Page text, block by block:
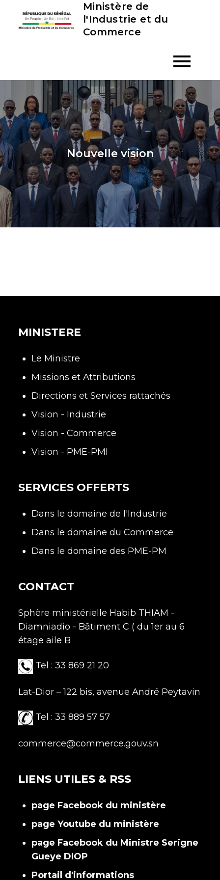
Ministère de
l'Industrie et du
Commerce
Nouvelle vision
MINISTERE
Le Ministre
Missions et Attributions
Directions et Services rattachés
Vision - Industrie
Vision - Commerce
Vision - PME-PMI
SERVICES OFFERTS
Dans le domaine de l'Industrie
Dans le domaine du Commerce
Dans le domaine des PME-PM
CONTACT
Sphère ministérielle Habib THIAM -
Diamniadio - Bâtiment C ( du 1er au 6
étage aile B
Tel : 33 869 21 20
Lat-Dior – 122 bis, avenue André Peytavin
Tel : 33 889 57 57
commerce@commerce.gouv.sn
LIENS UTILES & RSS
page Facebook du ministère
page Youtube du ministère
page Facebook du Ministre Serigne
Gueye DIOP
Portail d'informations